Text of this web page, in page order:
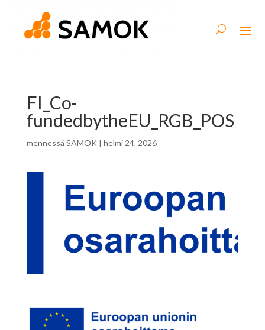
FI_Co-
fundedbytheEU_RGB_POS
mennessä SAMOK | helmi 24, 2026